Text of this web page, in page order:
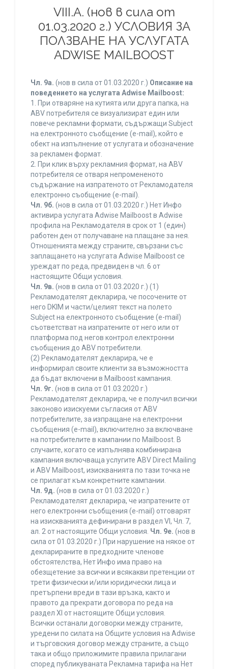
VIII.A. (нов в сила от
01.03.2020 г.) УСЛОВИЯ ЗА
ПОЛЗВАНЕ НА УСЛУГАТА
ADWISE MAILBOOST
Чл. 9а. (нов в сила от 01.03.2020 г.) Описание на
поведението на услугата Adwise Mailboost:
1. При отваряне на кутията или друга папка, на
ABV потребителя се визуализират един или
повече рекламни формати, съдържащи Subject
на електронното съобщение (e-mail), който е
обект на изпълнение от услугата и обозначение
за рекламен формат.
2. При клик върху рекламния формат, на ABV
потребителя се отваря непромененото
съдържание на изпратеното от Рекламодателя
електронно съобщение (e-mail).
Чл. 9б. (нов в сила от 01.03.2020 г.) Нет Инфо
активира услугата Adwise Mailboost в Adwise
профила на Рекламодателя в срок от 1 (един)
работен ден от получаване на плащане за нея.
Отношенията между страните, свързани със
заплащането на услугата Adwise Mailboost се
уреждат по реда, предвиден в чл. 6 от
настоящите Общи условия.
Чл. 9в. (нов в сила от 01.03.2020 г.) (1)
Рекламодателят декларира, че посочените от
него DKIM и части/целият текст на полето
Subject на електронното съобщение (e-mail)
съответстват на изпратените от него или от
платформа под негов контрол електронни
съобщения до ABV потребители.
(2) Рекламодателят декларира, че е
информирал своите клиенти за възможността
да бъдат включени в Mailboost кампания.
Чл. 9г. (нов в сила от 01.03.2020 г.)
Рекламодателят декларира, че е получил всички
законово изискуеми съгласия от ABV
потребителите, за изпращане на електронни
съобщения (e-mail), включително за включване
на потребителите в кампании по Mailboost. В
случаите, когато се изпълнява комбинирана
кампания включваща услугите ABV Direct Mailing
и ABV Mailboost, изискванията по тази точка не
се прилагат към конкретните кампании.
Чл. 9д. (нов в сила от 01.03.2020 г.)
Рекламодателят декларира, че изпратените от
него електронни съобщения (e-mail) отговарят
на изискванията дефинирани в раздел VI, Чл. 7,
ал. 2 от настоящите Общи условия. Чл. 9е. (нов в
сила от 01.03.2020 г.) При нарушение на някое от
декларираните в предходните членове
обстоятелства, Нет Инфо има право на
обезщетение за всички и всякакви претенции от
трети физически и/или юридически лица и
претърпени вреди в тази връзка, както и
правото да прекрати договора по реда на
раздел XI от настоящите Общи условия.
Всички останали договорки между страните,
уредени по силата на Общите условия на Adwise
и търговския договор между страните, а също
така и общо приложимите правила прилагани
според публикуваната Рекламна тарифа на Нет